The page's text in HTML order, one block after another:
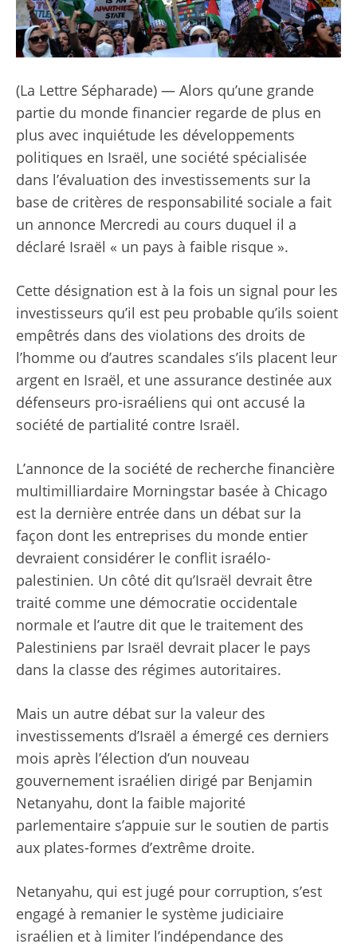
(La Lettre Sépharade) — Alors qu’une grande
partie du monde financier regarde de plus en
plus avec inquiétude les développements
politiques en Israël, une société spécialisée
dans l’évaluation des investissements sur la
base de critères de responsabilité sociale a fait
un annonce Mercredi au cours duquel il a
déclaré Israël « un pays à faible risque ».
Cette désignation est à la fois un signal pour les
investisseurs qu’il est peu probable qu’ils soient
empêtrés dans des violations des droits de
l’homme ou d’autres scandales s’ils placent leur
argent en Israël, et une assurance destinée aux
défenseurs pro-israéliens qui ont accusé la
société de partialité contre Israël.
L’annonce de la société de recherche financière
multimilliardaire Morningstar basée à Chicago
est la dernière entrée dans un débat sur la
façon dont les entreprises du monde entier
devraient considérer le conflit israélo-
palestinien. Un côté dit qu’Israël devrait être
traité comme une démocratie occidentale
normale et l’autre dit que le traitement des
Palestiniens par Israël devrait placer le pays
dans la classe des régimes autoritaires.
Mais un autre débat sur la valeur des
investissements d’Israël a émergé ces derniers
mois après l’élection d’un nouveau
gouvernement israélien dirigé par Benjamin
Netanyahu, dont la faible majorité
parlementaire s’appuie sur le soutien de partis
aux plates-formes d’extrême droite.
Netanyahu, qui est jugé pour corruption, s’est
engagé à remanier le système judiciaire
israélien et à limiter l’indépendance des